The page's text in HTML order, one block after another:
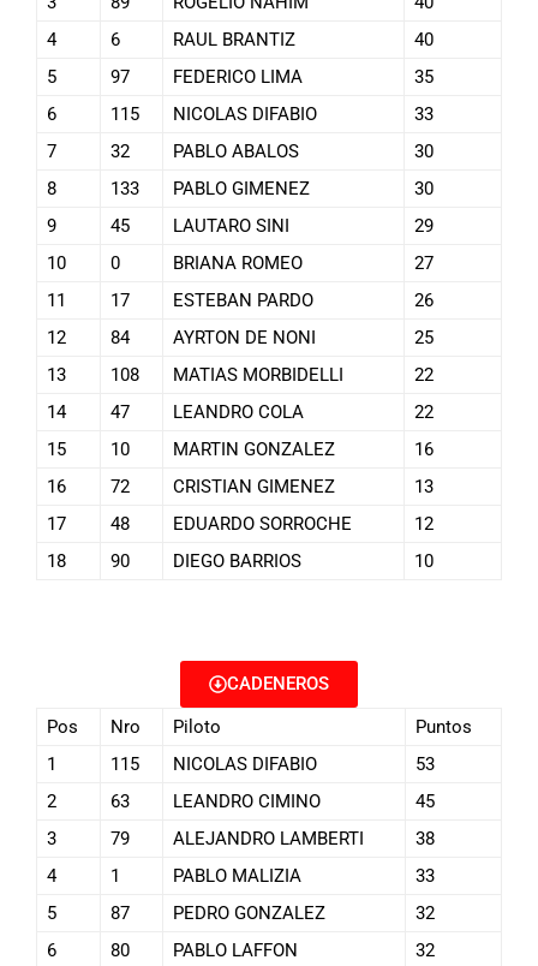
4
6 RAUL BRANTIZ
40
5
97 FEDERICO LIMA
35
6
115 NICOLAS DIFABIO
33
7
32 PABLO ABALOS
30
8
133 PABLO GIMENEZ
30
9
45 LAUTARO SINI
29
10
0 BRIANA ROMEO
27
11
17 ESTEBAN PARDO
26
12
84 AYRTON DE NONI
25
13
108 MATIAS MORBIDELLI
22
14
47 LEANDRO COLA
22
15
10 MARTIN GONZALEZ
16
16
72 CRISTIAN GIMENEZ
13
17
48 EDUARDO SORROCHE
12
18
90 DIEGO BARRIOS 10
CADENEROS
Pos
Nro Piloto
Puntos
1
115 NICOLAS DIFABIO
53
2
63 LEANDRO CIMINO
45
3
79 ALEJANDRO LAMBERTI
38
4
1 PABLO MALIZIA
33
5
87 PEDRO GONZALEZ
32
6
80 PABLO LAFFON
32